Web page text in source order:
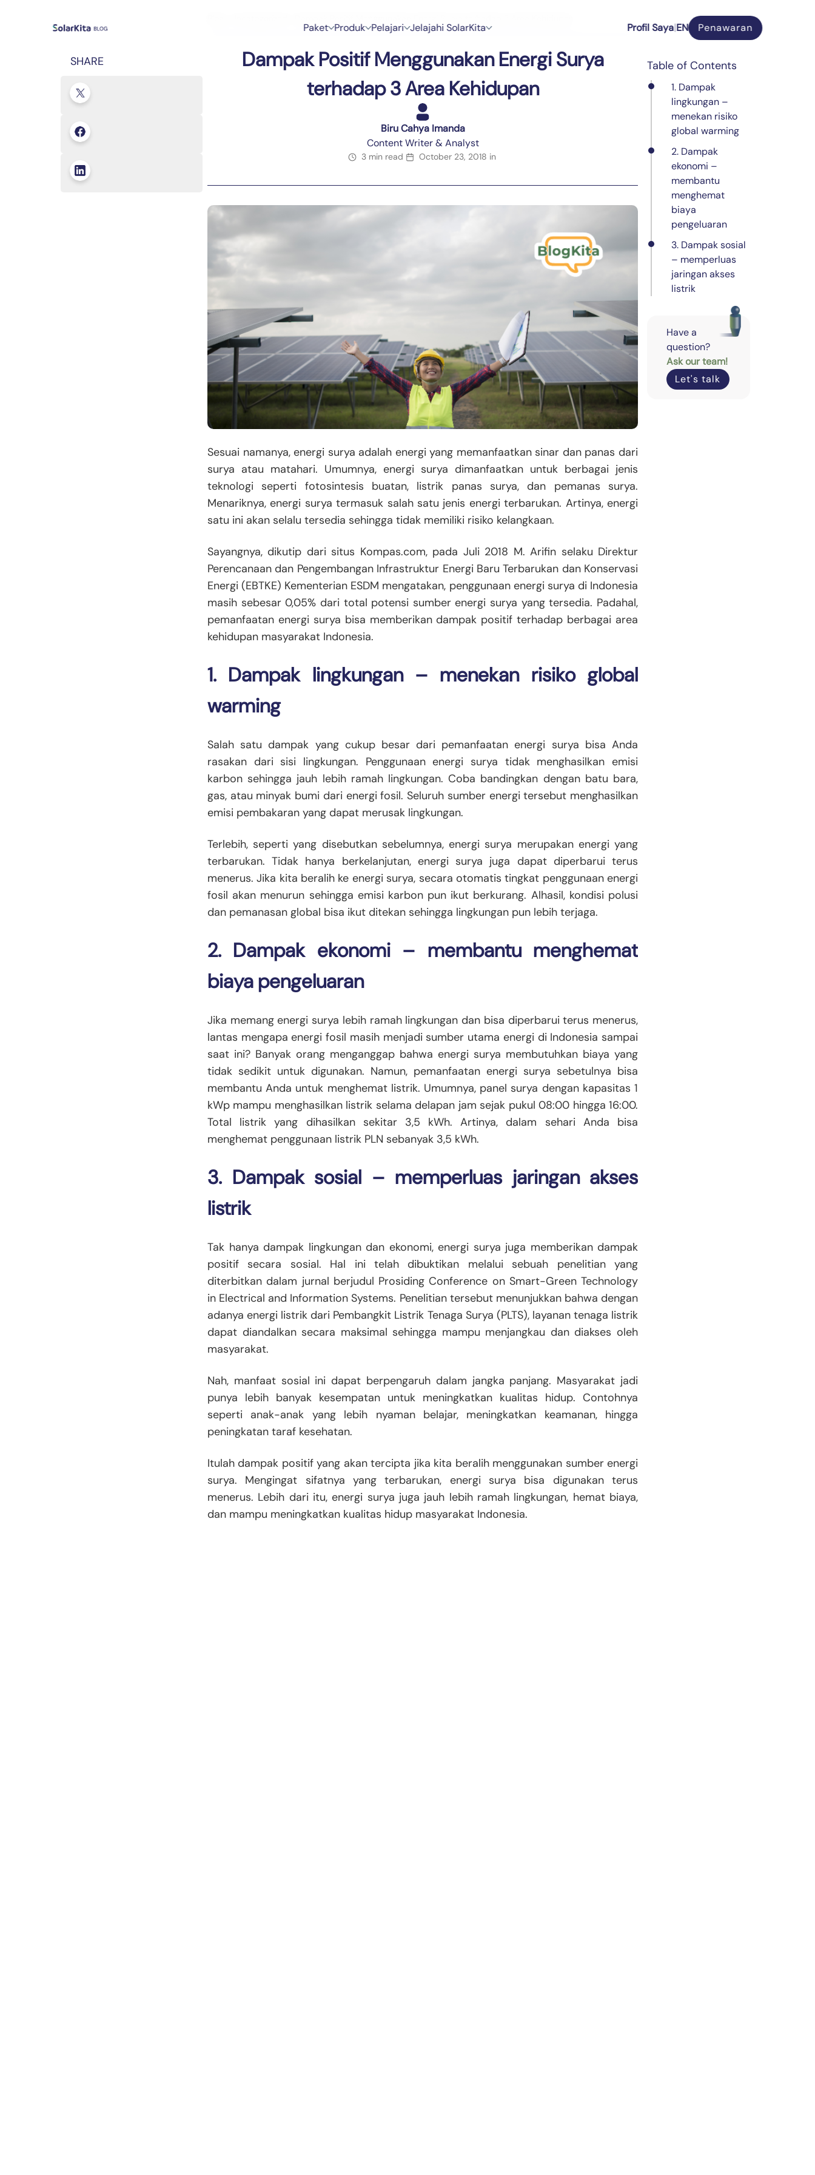
Paket Produk Pelajari Jelajahi SolarKita
Profil Saya|EN Penawaran
SHARE
Dampak Positif Menggunakan Energi Surya
terhadap 3 Area Kehidupan
Biru Cahya Imanda
Content Writer & Analyst
3 min read October 23, 2018 in
Sesuai namanya, energi surya adalah energi yang memanfaatkan sinar dan panas dari
surya atau matahari. Umumnya, energi surya dimanfaatkan untuk berbagai jenis
teknologi seperti fotosintesis buatan, listrik panas surya, dan pemanas surya.
Menariknya, energi surya termasuk salah satu jenis energi terbarukan. Artinya, energi
satu ini akan selalu tersedia sehingga tidak memiliki risiko kelangkaan.
Sayangnya, dikutip dari situs Kompas.com, pada Juli 2018 M. Arifin selaku Direktur
Perencanaan dan Pengembangan Infrastruktur Energi Baru Terbarukan dan Konservasi
Energi (EBTKE) Kementerian ESDM mengatakan, penggunaan energi surya di Indonesia
masih sebesar 0,05% dari total potensi sumber energi surya yang tersedia. Padahal,
pemanfaatan energi surya bisa memberikan dampak positif terhadap berbagai area
kehidupan masyarakat Indonesia.
1. Dampak lingkungan – menekan risiko global
warming
Salah satu dampak yang cukup besar dari pemanfaatan energi surya bisa Anda
rasakan dari sisi lingkungan. Penggunaan energi surya tidak menghasilkan emisi
karbon sehingga jauh lebih ramah lingkungan. Coba bandingkan dengan batu bara,
gas, atau minyak bumi dari energi fosil. Seluruh sumber energi tersebut menghasilkan
emisi pembakaran yang dapat merusak lingkungan.
Terlebih, seperti yang disebutkan sebelumnya, energi surya merupakan energi yang
terbarukan. Tidak hanya berkelanjutan, energi surya juga dapat diperbarui terus
menerus. Jika kita beralih ke energi surya, secara otomatis tingkat penggunaan energi
fosil akan menurun sehingga emisi karbon pun ikut berkurang. Alhasil, kondisi polusi
dan pemanasan global bisa ikut ditekan sehingga lingkungan pun lebih terjaga.
2. Dampak ekonomi – membantu menghemat
biaya pengeluaran
Jika memang energi surya lebih ramah lingkungan dan bisa diperbarui terus menerus,
lantas mengapa energi fosil masih menjadi sumber utama energi di Indonesia sampai
saat ini? Banyak orang menganggap bahwa energi surya membutuhkan biaya yang
tidak sedikit untuk digunakan. Namun, pemanfaatan energi surya sebetulnya bisa
membantu Anda untuk menghemat listrik. Umumnya, panel surya dengan kapasitas 1
kWp mampu menghasilkan listrik selama delapan jam sejak pukul 08:00 hingga 16:00.
Total listrik yang dihasilkan sekitar 3,5 kWh. Artinya, dalam sehari Anda bisa
menghemat penggunaan listrik PLN sebanyak 3,5 kWh.
3. Dampak sosial – memperluas jaringan akses
listrik
Tak hanya dampak lingkungan dan ekonomi, energi surya juga memberikan dampak
positif secara sosial. Hal ini telah dibuktikan melalui sebuah penelitian yang
diterbitkan dalam jurnal berjudul Prosiding Conference on Smart-Green Technology
in Electrical and Information Systems. Penelitian tersebut menunjukkan bahwa dengan
adanya energi listrik dari Pembangkit Listrik Tenaga Surya (PLTS), layanan tenaga listrik
dapat diandalkan secara maksimal sehingga mampu menjangkau dan diakses oleh
masyarakat.
Nah, manfaat sosial ini dapat berpengaruh dalam jangka panjang. Masyarakat jadi
punya lebih banyak kesempatan untuk meningkatkan kualitas hidup. Contohnya
seperti anak-anak yang lebih nyaman belajar, meningkatkan keamanan, hingga
peningkatan taraf kesehatan.
Itulah dampak positif yang akan tercipta jika kita beralih menggunakan sumber energi
surya. Mengingat sifatnya yang terbarukan, energi surya bisa digunakan terus
menerus. Lebih dari itu, energi surya juga jauh lebih ramah lingkungan, hemat biaya,
dan mampu meningkatkan kualitas hidup masyarakat Indonesia.
Table of Contents
1. Dampak
lingkungan –
menekan risiko
global warming
2. Dampak
ekonomi –
membantu
menghemat
biaya
pengeluaran
3. Dampak sosial
– memperluas
jaringan akses
listrik
Have a
question?
Ask our team!
Let's talk